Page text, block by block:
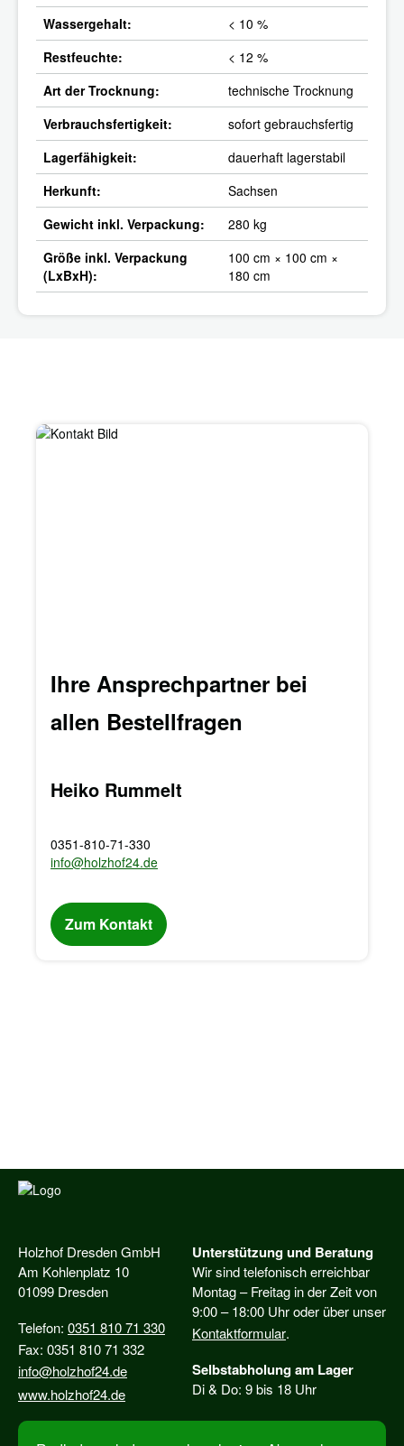
Wassergehalt:
< 10 %
Restfeuchte:
< 12 %
Art der Trocknung:
technische Trocknung
Verbrauchsfertigkeit:
sofort gebrauchsfertig
Lagerfähigkeit:
dauerhaft lagerstabil
Herkunft:
Sachsen
Gewicht inkl. Verpackung:
280 kg
Größe inkl. Verpackung
(LxBxH):
100 cm × 100 cm ×
180 cm
Ihre Ansprechpartner bei
allen Bestellfragen
Heiko Rummelt
0351-810-71-330
info@holzhof24.de
Zum Kontakt
Holzhof Dresden GmbH
Am Kohlenplatz 10
01099 Dresden
Telefon: 0351 810 71 330
Fax: 0351 810 71 332
info@holzhof24.de
www.holzhof24.de
Unterstützung und Beratung
Wir sind telefonisch erreichbar
Montag – Freitag in der Zeit von
9:00 – 18:00 Uhr oder über unser
Kontaktformular.
Selbstabholung am Lager
Di & Do: 9 bis 18 Uhr